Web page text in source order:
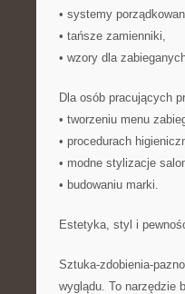
• systemy
• tańsze zamienniki,
• wzory dla
Dla osób pracujących
• tworzeniu menu
• procedurach
• modne stylizacje
• budowaniu marki.
Estetyka, styl i
Sztuka-zdobienia-
wyglądu. To narzędzie